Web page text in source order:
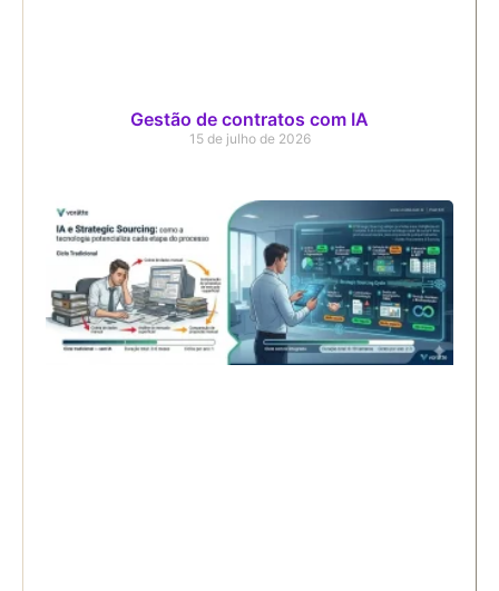
Gestão de contratos com IA
15 de julho de 2026